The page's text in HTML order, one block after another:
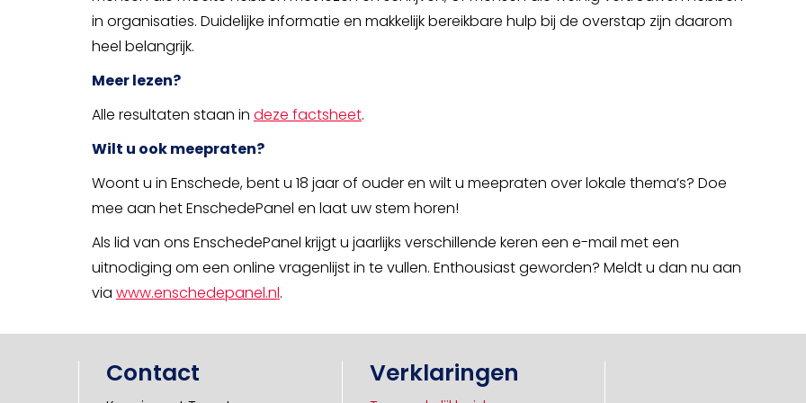
in organisaties. Duidelijke informatie en makkelijk bereikbare hulp bij de overstap zijn daarom
heel belangrijk.
Meer lezen?
Alle resultaten staan in deze factsheet.
Wilt u ook meepraten?
Woont u in Enschede, bent u 18 jaar of ouder en wilt u meepraten over lokale thema’s? Doe
mee aan het EnschedePanel en laat uw stem horen!
Als lid van ons EnschedePanel krijgt u jaarlijks verschillende keren een e-mail met een
uitnodiging om een online vragenlijst in te vullen. Enthousiast geworden? Meldt u dan nu aan
via www.enschedepanel.nl.
Contact Verklaringen